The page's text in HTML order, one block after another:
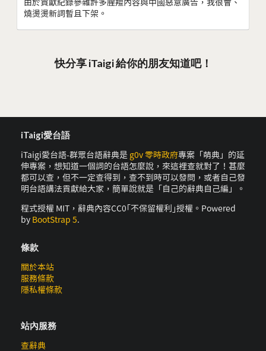
燒燙燙新詞暫且下架。
快分享 iTaigi 給你的朋友知道吧！
iTaigi愛台語
iTaigi愛台語-群眾台語辭典是 g0v 零時政府專案「萌典」的延
伸專案，想知道一個詞的台語怎麼說，來這裡查就對了！甚麼
都可以查，但不一定查得到，查不到時可以發問，或者自己發
明台語講法貢獻給大家，簡單說就是「自己的辭典自己編」。
程式授權 MIT，辭典內容CC0｢不保留權利｣授權。Powered
by BootStrap 5.
條款
關於本站
服務條款
隱私權條款
站內服務
查辭典